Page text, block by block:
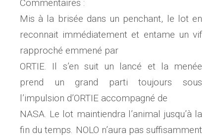
Commentaires :
Mis à la brisée dans un penchant, le lot en
reconnait immédiatement et entame un vif
rapproché emmené par
ORTIE. Il s’en suit un lancé et la menée
prend un grand parti toujours sous
l’impulsion d’ORTIE accompagné de
NASA. Le lot maintiendra l’animal jusqu’à la
fin du temps. NOLO n’aura pas suffisamment